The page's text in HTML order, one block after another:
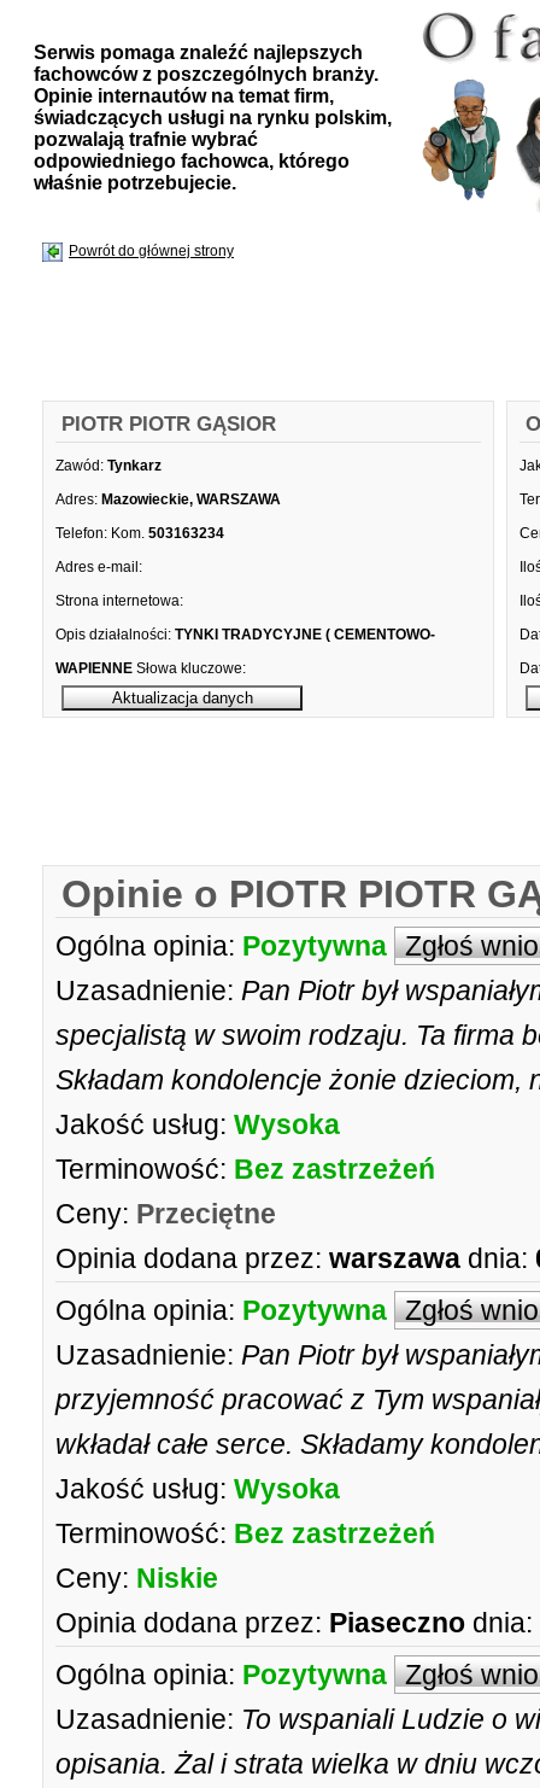
Serwis pomaga znaleźć najlepszych
fachowców z poszczególnych branży.
Opinie internautów na temat firm,
świadczących usługi na rynku polskim,
pozwalają trafnie wybrać
odpowiedniego fachowca, którego
właśnie potrzebujecie.
Powrót do głównej strony
PIOTR PIOTR GĄSIOR
Zawód: Tynkarz
Adres: Mazowieckie, WARSZAWA
Telefon: Kom. 503163234
Adres e-mail:
Strona internetowa:
Opis działalności: TYNKI TRADYCYJNE ( CEMENTOWO-
WAPIENNE Słowa kluczowe:
Opinie o PIOTR PIOTR
Ogólna opinia: Pozytywna Zgłoś
Uzasadnienie: Pan Piotr był
specjalistą w swoim rodzaju. Ta firma
Składam kondolencje żonie dzieciom,
Jakość usług: Wysoka
Terminowość: Bez zastrzeżeń
Ceny: Przeciętne
Opinia dodana przez: warszawa dnia:
Ogólna opinia: Pozytywna Zgłoś
Uzasadnienie: Pan Piotr był
przyjemność pracować z Tym
wkładał całe serce. Składamy
Jakość usług: Wysoka
Terminowość: Bez zastrzeżeń
Ceny: Niskie
Opinia dodana przez: Piaseczno dnia:
Ogólna opinia: Pozytywna Zgłoś
Uzasadnienie: To wspaniali Ludzie o
opisania. Żal i strata wielka w dniu